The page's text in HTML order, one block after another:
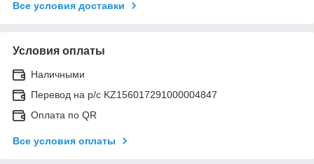
Все условия доставки
Условия оплаты
Наличными
Перевод на р/с KZ156017291000004847
Оплата по QR
Все условия оплаты